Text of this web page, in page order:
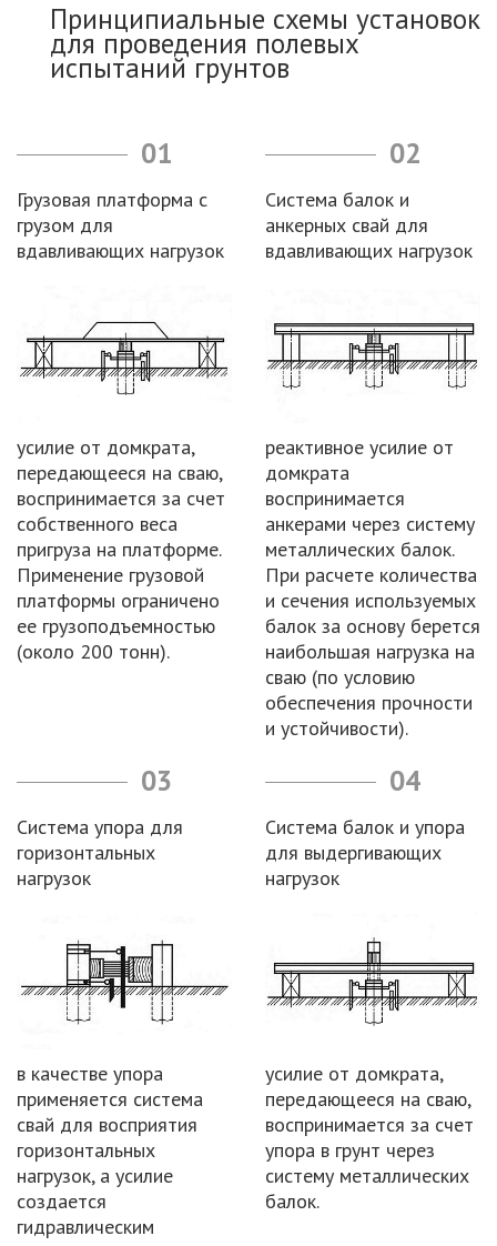
Принципиальные схемы установок
для проведения полевых
испытаний грунтов
01
Грузовая платформа с
грузом для
вдавливающих нагрузок
усилие от домкрата,
передающееся на сваю,
воспринимается за счет
собственного веса
пригруза на платформе.
Применение грузовой
платформы ограничено
ее грузоподъемностью
(около 200 тонн).
02
Система балок и
анкерных свай для
вдавливающих нагрузок
реактивное усилие от
домкрата
воспринимается
анкерами через систему
металлических балок.
При расчете количества
и сечения используемых
балок за основу берется
наибольшая нагрузка на
сваю (по условию
обеспечения прочности
и устойчивости).
03
Система упора для
горизонтальных
нагрузок
в качестве упора
применяется система
свай для восприятия
горизонтальных
нагрузок, а усилие
создается
гидравлическим
04
Система балок и упора
для выдергивающих
нагрузок
усилие от домкрата,
передающееся на сваю,
воспринимается за счет
упора в грунт через
систему металлических
балок.